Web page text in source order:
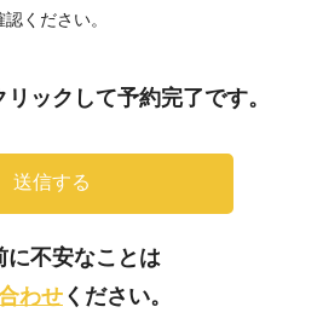
ください。
リックして予約完了です。
に不安なことは
わせください。